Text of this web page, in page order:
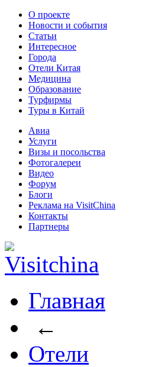
О проекте
Новости и события
Статьи
Интересное
Города
Отели Китая
Медицина
Образование
Турфирмы
Туры в Китай
Авиа
Услуги
Визы и посольства
Фотогалереи
Видео
Форум
Блоги
Реклама на VisitChina
Контакты
Партнеры
Главная
←
Отели